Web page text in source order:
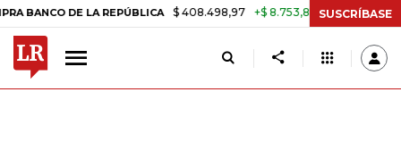
DE LA REPÚBLICA $ 408.498,97 +$ 8.753,81 +2,19% TASA DE
SUSCRÍBASE